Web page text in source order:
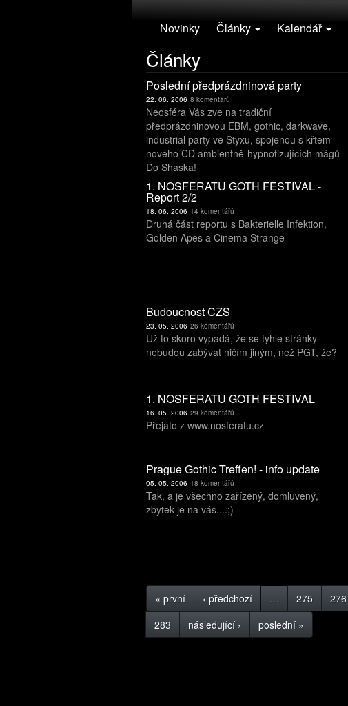
Novinky Články Kalendář
Články
Poslední předprázdninová party
22. 06. 2006 8 komentářů
Neosféra Vás zve na tradiční
předprázdninovou EBM, gothic, darkwave,
industrial party ve Styxu, spojenou s křtem
nového CD ambientně-hypnotizujících mágů
Do Shaska!
1. NOSFERATU GOTH FESTIVAL -
Report 2/2
18. 06. 2006 14 komentářů
Druhá část reportu s Bakterielle Infektion,
Golden Apes a Cinema Strange
Budoucnost CZS
23. 05. 2006 26 komentářů
Už to skoro vypadá, že se tyhle stránky
nebudou zabývat ničím jiným, než PGT, že?
1. NOSFERATU GOTH FESTIVAL
16. 05. 2006 29 komentářů
Přejato z www.nosferatu.cz
Prague Gothic Treffen! - info update
05. 05. 2006 18 komentářů
Tak, a je všechno zařízený, domluvený,
zbytek je na vás....;)
« první ‹ předchozí … 275 276
283
následující › poslední »